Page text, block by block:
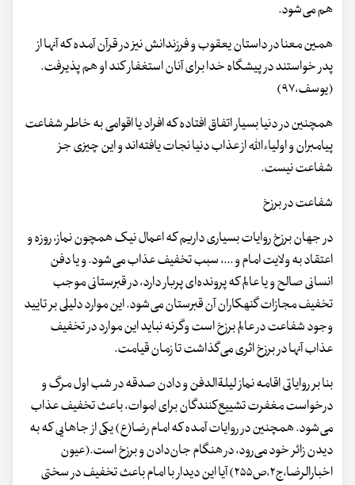
هم می‌شود.
همین معنا در داستان یعقوب و فرزندانش نیز در قرآن آمده که آنها از
پدر خواستند در پیشگاه خدا برای آنان استغفار کند او هم پذیرفت.
(یوسف،۹۷)
همچنین در دنیا بسیار اتفاق افتاده که افراد یا اقوامی به خاطر شفاعت
پیامبران و اولیاء‌الله از عذاب دنیا نجات یافته‌اند و این چیزی جز
شفاعت نیست.
شفاعت در برزخ
در جهان برزخ روایات بسیاری داریم که اعمال نیک همچون نماز، روزه و
اعتقاد به ولایت امام و ...، سبب تخفیف عذاب می‌شود. و یا دفن
انسانی صالح و یا عالم که پرونده‌ای پربار دارد، در قبرستانی موجب
تخفیف مجازات گنهکاران آن قبرستان می‌شود. این موارد دلیلی بر تایید
وجود شفاعت در عالم برزخ است وگرنه نباید این موارد در تخفیف
عذاب آنها در برزخ اثری می‌گذاشت تا زمان قیامت.
بنا بر روایاتی اقامه نماز لیلة‌الدفن و دادن صدقه در شب اول مرگ و
درخواست مغفرت تشییع‌کنندگان برای اموات، باعث تخفیف عذاب
می‌شود. همچنین در روایات آمده که امام رضا(ع) یکی از جاهایی که به
دیدن زائر خود می‌رود، در هنگام جان‌دادن و برزخ است.(عیون
اخبارالرضا،ج۲،ص۲۵۵) آیا این دیدار با امام باعث تخفیف در سختی